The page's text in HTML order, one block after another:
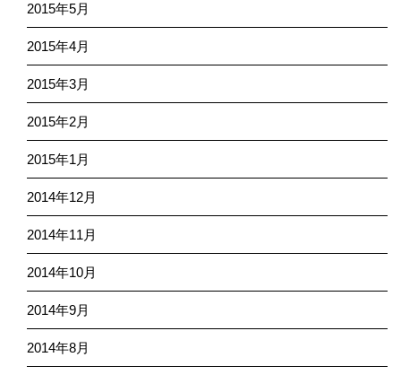
2015年5月
2015年4月
2015年3月
2015年2月
2015年1月
2014年12月
2014年11月
2014年10月
2014年9月
2014年8月